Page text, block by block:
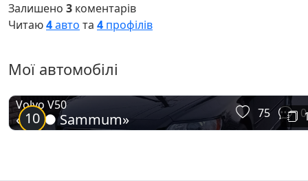
Залишено 3 коментарів
Читаю4авто та 4 профілів
Мої автомобілі
10
Volvo V50
«D3 ● Sammum» 75 0